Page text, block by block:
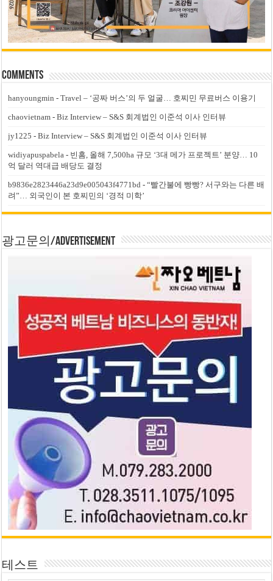
Comments
hanyoungmin -Travel – ‘공짜 버스’의 두 얼굴… 호찌민 무료버스 이용기
chaovietnam -Biz Interview – S&S 회계법인 이준석 이사 인터뷰
jy1225 -Biz Interview – S&S 회계법인 이준석 이사 인터뷰
widiyapuspabela - 빈홈, 올해 7,500ha 규모 ‘3대 메가 프로젝트’ 분양… 10
억 달러 역대급 배당도 결정
b9836e2823446a23d9e005043f4771bd -“빨간불에 빵빵? 서구와는 다른 배
려”… 외국인이 본 호찌민의 ‘경적 미학’
광고문의/Advertisement
테스트